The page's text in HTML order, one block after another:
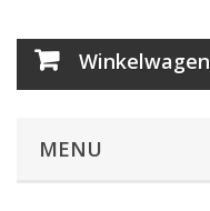
Winkelwagen
MENU